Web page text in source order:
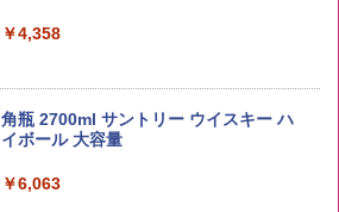
5kg 長野県産 令和7年産
￥4,358
角瓶 2700ml サントリー ウイスキー ハ
イボール 大容量
￥6,063